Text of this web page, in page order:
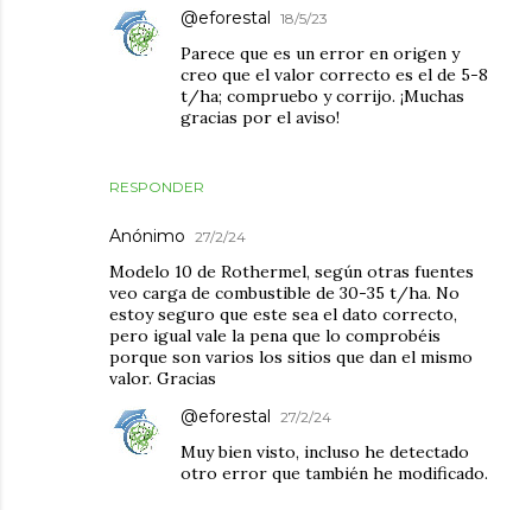
RESPONDER
@eforestal 18/5/23
Parece que es un error en origen y
creo que el valor correcto es el de 5-8
t/ha; compruebo y corrijo. ¡Muchas
gracias por el aviso!
Anónimo 27/2/24
Modelo 10 de Rothermel, según otras fuentes
veo carga de combustible de 30-35 t/ha. No
estoy seguro que este sea el dato correcto,
pero igual vale la pena que lo comprobéis
porque son varios los sitios que dan el mismo
valor. Gracias
@eforestal 27/2/24
Muy bien visto, incluso he detectado
otro error que también he modificado.